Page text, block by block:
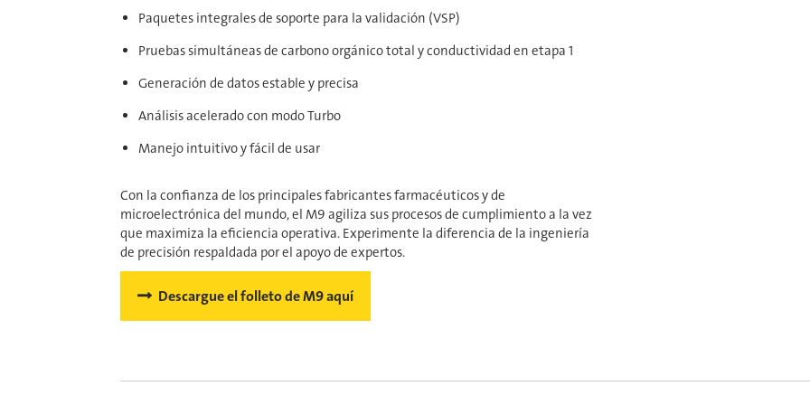
Paquetes integrales de soporte para la validación (VSP)
Pruebas simultáneas de carbono orgánico total y conductividad en etapa 1
Generación de datos estable y precisa
Análisis acelerado con modo Turbo
Manejo intuitivo y fácil de usar
Con la confianza de los principales fabricantes farmacéuticos y de
microelectrónica del mundo, el M9 agiliza sus procesos de cumplimiento a la vez
que maximiza la eficiencia operativa. Experimente la diferencia de la ingeniería
de precisión respaldada por el apoyo de expertos.
Descargue el folleto de M9 aquí